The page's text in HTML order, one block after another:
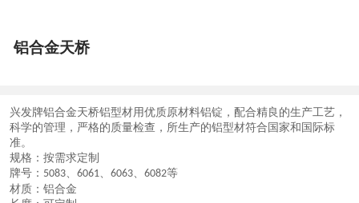
铝合金天桥
兴发牌铝合金天桥铝型材用优质原材料铝锭，配合精良的生产工艺，
科学的管理，严格的质量检查，所生产的铝型材符合国家和国际标
准。
规格：按需求定制
牌号： 5083、 6061、 6063、 6082等
材质：铝合金